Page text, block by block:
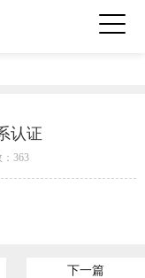
认证
363
下一篇